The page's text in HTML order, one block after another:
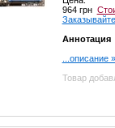
964 грн
Аннотация
...описание »
Товар